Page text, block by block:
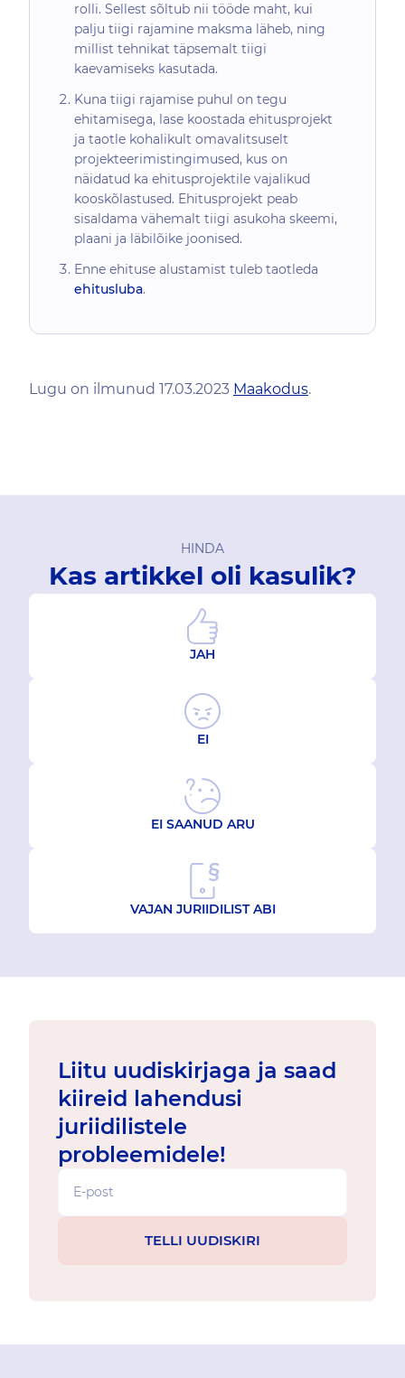
rolli. Sellest sõltub nii tööde maht, kui
palju tiigi rajamine maksma läheb, ning
millist tehnikat täpsemalt tiigi
kaevamiseks kasutada.
Kuna tiigi rajamise puhul on tegu
ehitamisega, lase koostada ehitusprojekt
ja taotle kohalikult omavalitsuselt
projekteerimistingimused, kus on
näidatud ka ehitusprojektile vajalikud
kooskõlastused. Ehitusprojekt peab
sisaldama vähemalt tiigi asukoha skeemi,
plaani ja läbilõike joonised.
Enne ehituse alustamist tuleb taotleda
ehitusluba.
Lugu on ilmunud 17.03.2023 Maakodus.
HINDA
Kas artikkel oli kasulik?
JAH
EI
EI SAANUD ARU
VAJAN JURIIDILIST ABI
Liitu uudiskirjaga ja saad
kiireid lahendusi
juriidilistele
probleemidele!